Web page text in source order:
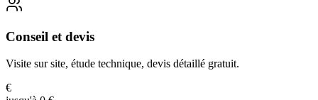
Conseil et devis
Visite sur site, étude technique, devis détaillé gratuit.
€